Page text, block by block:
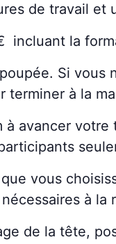
de travail et
incluant la
Si vous
terminer à la
avancer
vous
à la
de la tête,